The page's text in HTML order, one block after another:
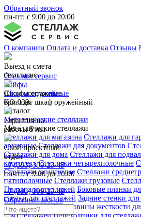
Обратный звонок
пн-пт: с 9:00 до 20:00
О компании Оплата и доставка Отзывы
Выезд и смета
бесплатно
Свои монтажные
бригады
Гарантия на
работы 5 лет
Свой проектный
отдел
+7 (383) 309-23-45
пн-пт: с 9:00 до 20:00
+7 (383) 309-23-45
Обратный звонок
Стеллаж сервис
Сейфы
Шкафы оружейные
КО-039т шкаф оружейный
Каталог
Металлические стеллажи
Металлические стеллажи
Стеллажи для магазина Стеллажи для
архивные Стеллажи для документов
Стеллажи для дома Стеллажи для
картотеку Стеллажи четырехполочные
Стеллажи усиленные Стеллажи
пятиполочные Стеллажи грузовые
Полки для стеллажей Боковые планки
стенки для стеллажей Задние стенки для
для стеллажей Крестовины жесткости
для стеллажей Переходники для